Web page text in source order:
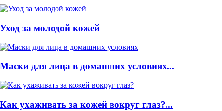
Уход за молодой кожей
Маски для лица в домашних условиях...
Как ухаживать за кожей вокруг глаз?...